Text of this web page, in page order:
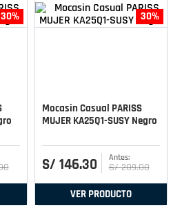
30% 30%
Mocasin Casual PARISS
MUJER KA25Q1-SUSY Negro
S/ 146.30 S/ 209.00
VER PRODUCTO